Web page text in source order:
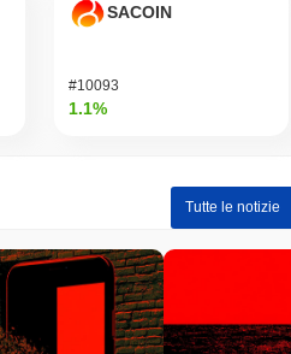
SACOIN
#10093
1.1%
Tutte le notizie